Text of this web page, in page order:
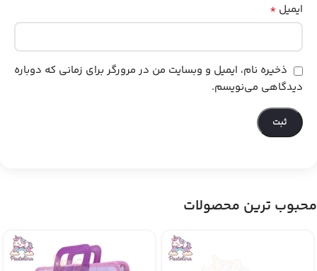
ایمیل *
ذخیره نام، ایمیل و وبسایت من در مرورگر برای زمانی که دوباره
دیدگاهی می‌نویسم.
محبوب ترین محصولات